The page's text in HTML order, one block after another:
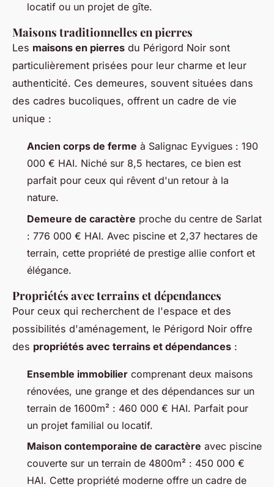
locatif ou un projet de gîte.
Maisons traditionnelles en pierres
Les maisons en pierres du Périgord Noir sont
particulièrement prisées pour leur charme et leur
authenticité. Ces demeures, souvent situées dans
des cadres bucoliques, offrent un cadre de vie
unique :
Ancien corps de ferme à Salignac Eyvigues : 190
000 € HAI. Niché sur 8,5 hectares, ce bien est
parfait pour ceux qui rêvent d'un retour à la
nature.
Demeure de caractère proche du centre de Sarlat
: 776 000 € HAI. Avec piscine et 2,37 hectares de
terrain, cette propriété de prestige allie confort et
élégance.
Propriétés avec terrains et dépendances
Pour ceux qui recherchent de l'espace et des
possibilités d'aménagement, le Périgord Noir offre
des propriétés avec terrains et dépendances :
Ensemble immobilier comprenant deux maisons
rénovées, une grange et des dépendances sur un
terrain de 1600m² : 460 000 € HAI. Parfait pour
un projet familial ou locatif.
Maison contemporaine de caractère avec piscine
couverte sur un terrain de 4800m² : 450 000 €
HAI. Cette propriété moderne offre un cadre de